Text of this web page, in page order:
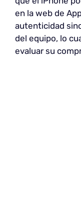
en la web de
autenticidad
del equipo, lo
evaluar su